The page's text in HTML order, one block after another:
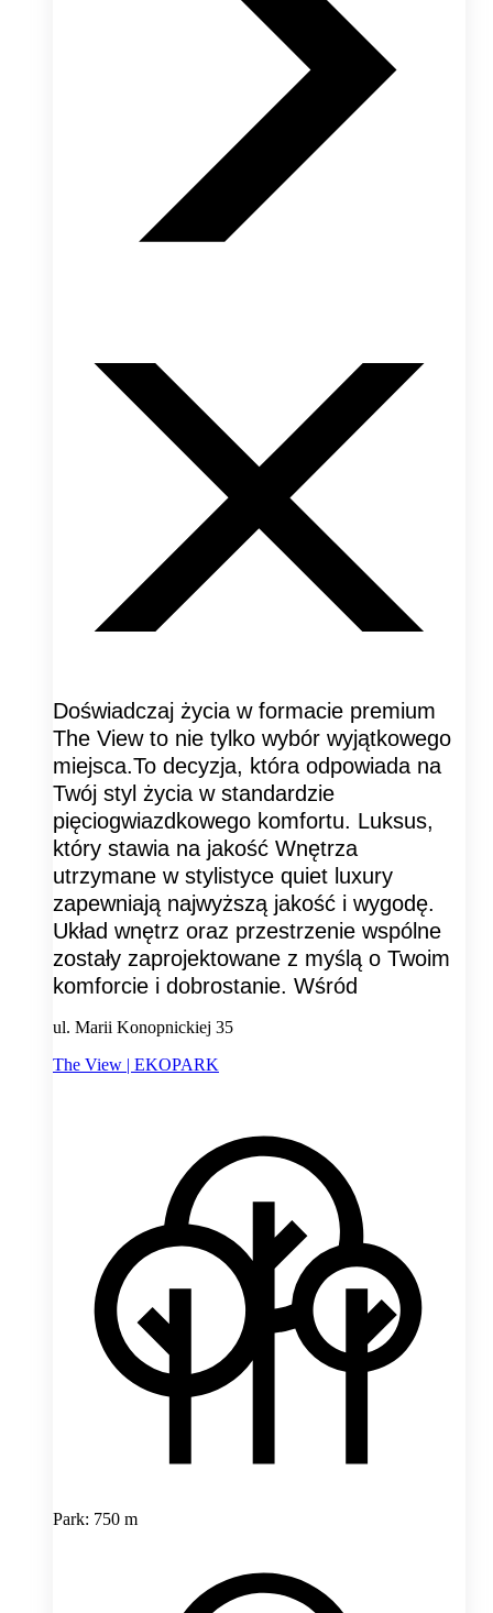
Doświadczaj życia w formacie premium
The View to nie tylko wybór wyjątkowego
miejsca.To decyzja, która odpowiada na
Twój styl życia w standardzie
pięciogwiazdkowego komfortu. Luksus,
który stawia na jakość Wnętrza
utrzymane w stylistyce quiet luxury
zapewniają najwyższą jakość i wygodę.
Układ wnętrz oraz przestrzenie wspólne
zostały zaprojektowane z myślą o Twoim
komforcie i dobrostanie. Wśród
ul. Marii Konopnickiej 35
The View | EKOPARK
Park: 750 m